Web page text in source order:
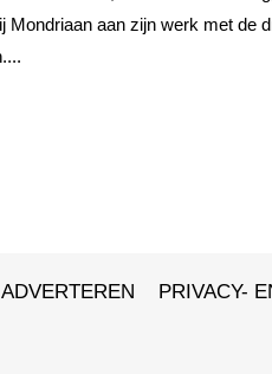
Mondriaan aan zijn werk met de
ADVERTEREN PRIVACY-